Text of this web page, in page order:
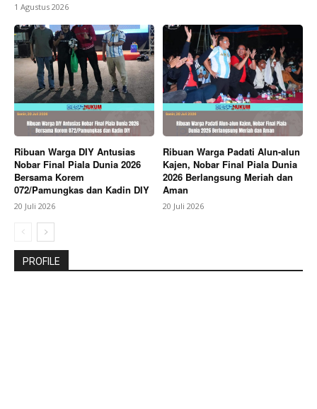
1 Agustus 2026
Ribuan Warga DIY Antusias
Nobar Final Piala Dunia 2026
Bersama Korem
072/Pamungkas dan Kadin DIY
20 Juli 2026
Ribuan Warga Padati Alun-alun
Kajen, Nobar Final Piala Dunia
2026 Berlangsung Meriah dan
Aman
20 Juli 2026
PROFILE